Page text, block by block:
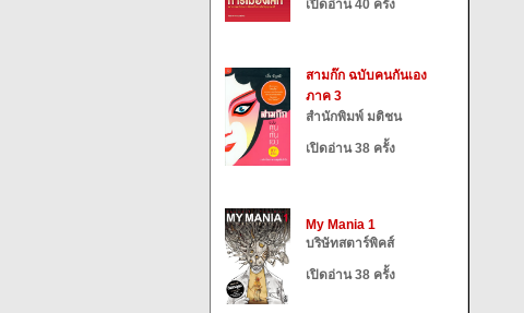
เปิดอ่าน 40 ครั้ง
สามก๊ก ฉบับคนกันเอง
ภาค 3
สำนักพิมพ์ มติชน
เปิดอ่าน 38 ครั้ง
My Mania 1
บริษัทสตาร์พิคส์
เปิดอ่าน 38 ครั้ง